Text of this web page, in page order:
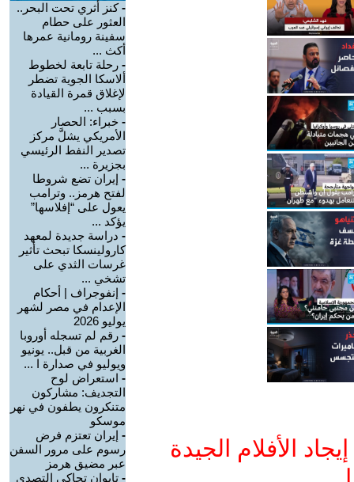
الأفلام الجيدة
-كنز أثري تحت البحر..
العثور على حطام
سفينة رومانية عمرها
أكث ...
- رحلة تابعة لخطوط
ألاسكا الجوية تضطر
لإغلاق قمرة القيادة
بسبب ...
- خبراء: الحصار
الأمريكي يشلَّ مركز
تصدير النفط الرئيسي
بجزيرة ...
- إيران تضع شروطا
لفتح هرمز.. وترامب
يعول على “إفلاسها”
يؤكد ...
- دراسة جديدة لمعهد
كارولينسكا تبحث تأثير
غرسات الثدي على
تشخي ...
- إنفوجراف | أحكام
الإعدام في مصر لشهر
يوليو 2026
- رقم لم تسجله أوروبا
الغربية من قبل.. يونيو
ويوليو في صدارة ا ...
- استعراض لوح
التجديف: مشاركون
متنكرون يطفون في نهر
موسكو
- إيران تعتزم فرض
رسوم على مرور السفن
عبر مضيق هرمز
- تايوان تحاكي التصدي